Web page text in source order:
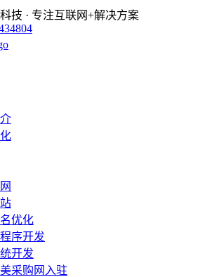
技 · 专注互联网+解决方案
优化
序开发
开发
采购网入驻